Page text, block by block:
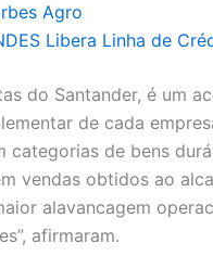
Agro
Libera Linha de
do Santander, é um
de cada
categorias de bens
vendas obtidos ao
alavancagem
afirmaram.